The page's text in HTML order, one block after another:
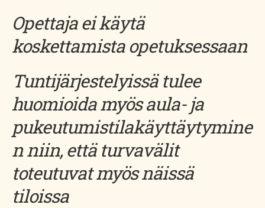
Opettaja ei käytä
koskettamista opetuksessaan
Tuntijärjestelyissä tulee
huomioida myös aula- ja
pukeutumistilakäyttäytymine
n niin, että turvavälit
toteutuvat myös näissä
tiloissa